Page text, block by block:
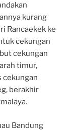
kurang
Rancaekek ke
cekungan
cekungan
timur,
cekungan
berakhir
Bandung